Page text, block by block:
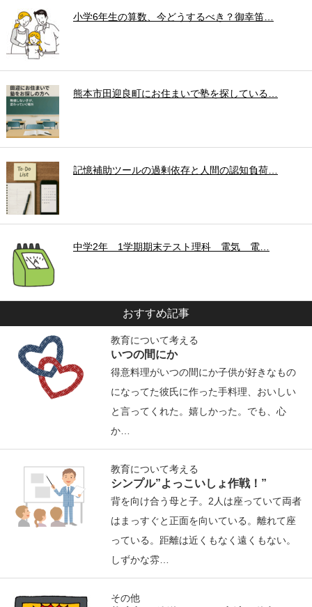
小学6年生の算数、今どうするべき？御幸笛…
熊本市田迎良町にお住まいで塾を探している…
記憶補助ツールの過剰依存と人間の認知負荷…
中学2年 1学期期末テスト理科 電気 電…
おすすめ記事
教育について考える
いつの間にか
得意料理がいつの間にか子供が好きなもの
になってた彼氏に作った手料理、おいしい
と言ってくれた。嬉しかった。でも、心
か…
教育について考える
シンプル”よっこいしょ作戦！”
背を向け合う母と子。2人は座っていて両者
はまっすぐと正面を向いている。離れて座
っている。距離は近くもなく遠くもない。
しずかな雰…
その他